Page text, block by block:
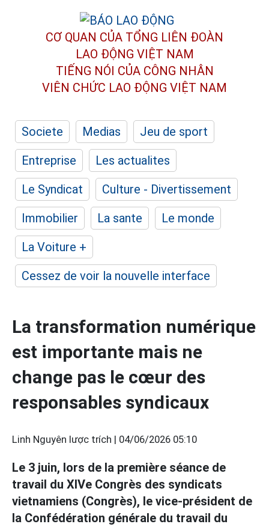
CƠ QUAN CỦA TỔNG LIÊN ĐOÀN
LAO ĐỘNG VIỆT NAM
TIẾNG NÓI CỦA CÔNG NHÂN
VIÊN CHỨC LAO ĐỘNG VIỆT NAM
Societe Medias
Jeu de sport
Entreprise
Les actualites
Le Syndicat
Culture - Divertissement
Immobilier
La sante
Le monde
La Voiture +
Cessez de voir la nouvelle interface
La transformation numérique
est importante mais ne
change pas le cœur des
responsables syndicaux
Linh Nguyên lược trích | 04/06/2026 05:10
Le 3 juin, lors de la première séance de
travail du XIVe Congrès des syndicats
vietnamiens (Congrès), le vice-président de
la Confédération générale du travail du